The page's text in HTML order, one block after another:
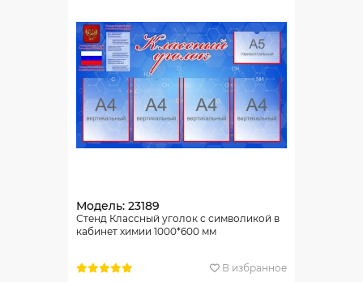
Модель: 23189
Стенд Классный уголок с символикой в
кабинет химии 1000*600 мм
В избранное